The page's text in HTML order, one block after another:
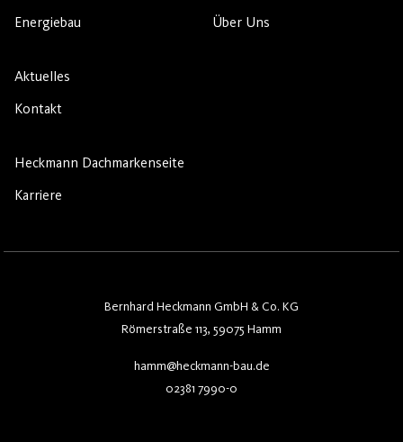
Energiebau
Über Uns
Aktuelles
Kontakt
Heckmann Dachmarkenseite
Karriere
Bernhard Heckmann GmbH & Co. KG
Römerstraße 113, 59075 Hamm
hamm@heckmann-bau.de
02381 7990-0